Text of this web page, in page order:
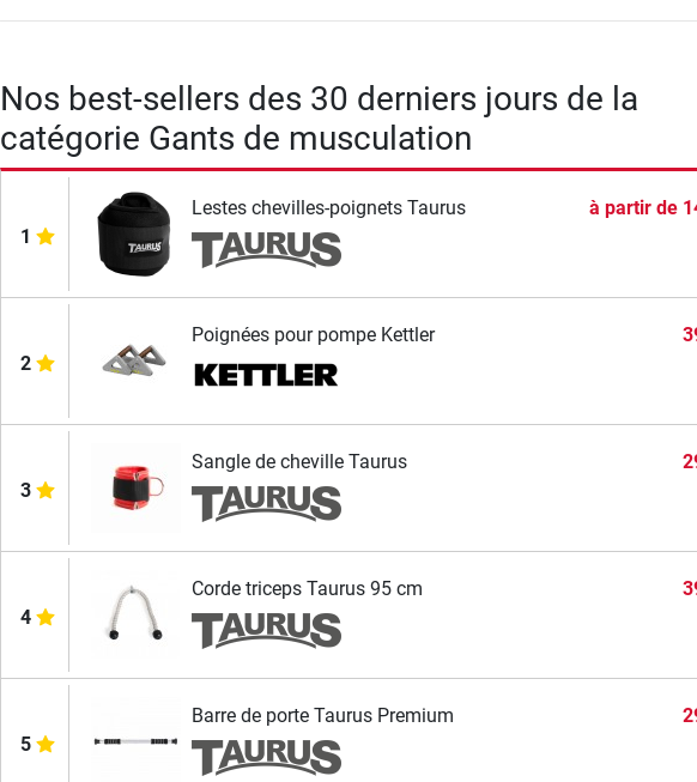
Nos best-sellers des 30 derniers jours de la
catégorie Gants de musculation
1
Lestes chevilles-poignets Taurus à partir de
2
Poignées pour pompe Kettler
3
Sangle de cheville Taurus
4
Corde triceps Taurus 95 cm
5
Barre de porte Taurus Premium